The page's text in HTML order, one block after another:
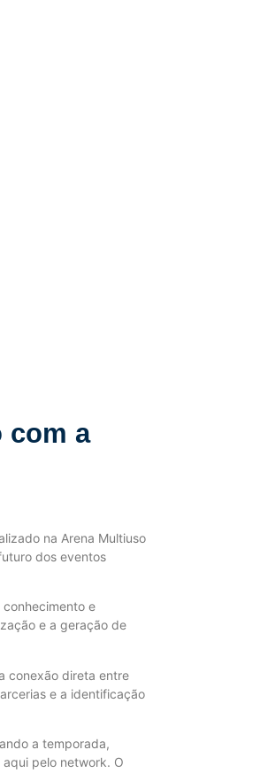
com a
na Arena Multiuso
dos eventos
e
e a geração de
conexão direta entre
e a identificação
a temporada,
pelo network. O